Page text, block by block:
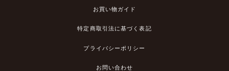
お買い物ガイド
特定商取引法に基づく表記
プライバシーポリシー
お問い合わせ